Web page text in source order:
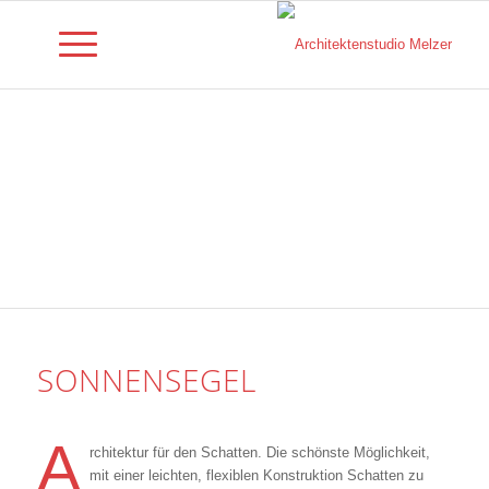
SONNENSEGEL
A
rchitektur für den Schatten. Die schönste Möglichkeit,
mit einer leichten, flexiblen Konstruktion Schatten zu